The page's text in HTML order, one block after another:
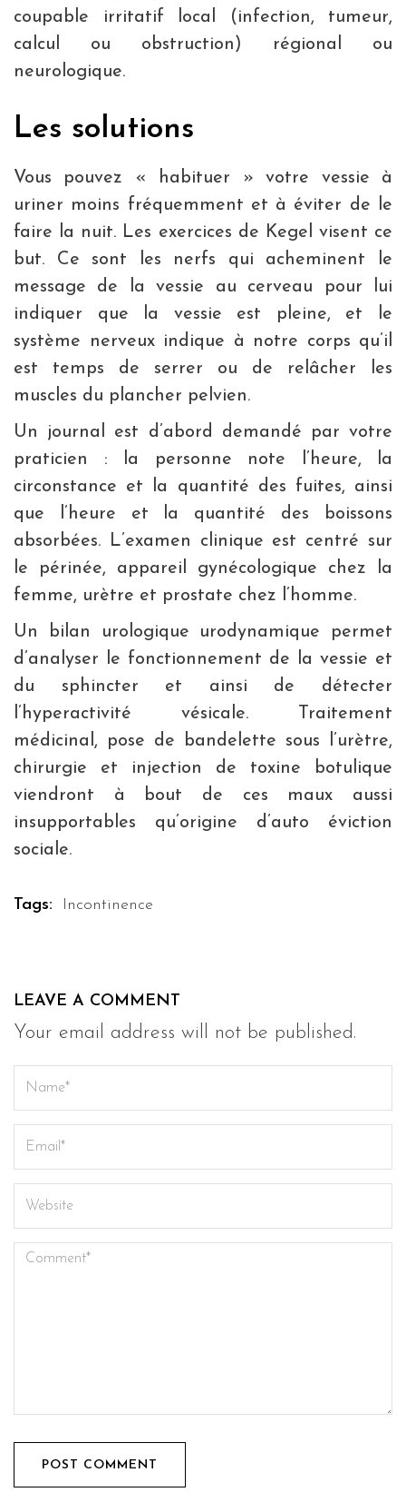
coupable irritatif local (infection, tumeur,
calcul ou obstruction) régional ou
neurologique.
Les solutions
Vous pouvez « habituer » votre vessie à
uriner moins fréquemment et à éviter de le
faire la nuit. Les exercices de Kegel visent ce
but. Ce sont les nerfs qui acheminent le
message de la vessie au cerveau pour lui
indiquer que la vessie est pleine, et le
système nerveux indique à notre corps qu’il
est temps de serrer ou de relâcher les
muscles du plancher pelvien.
Un journal est d’abord demandé par votre
praticien : la personne note l’heure, la
circonstance et la quantité des fuites, ainsi
que l’heure et la quantité des boissons
absorbées. L’examen clinique est centré sur
le périnée, appareil gynécologique chez la
femme, urètre et prostate chez l’homme.
Un bilan urologique urodynamique permet
d’analyser le fonctionnement de la vessie et
du sphincter et ainsi de détecter
l’hyperactivité vésicale. Traitement
médicinal, pose de bandelette sous l’urètre,
chirurgie et injection de toxine botulique
viendront à bout de ces maux aussi
insupportables qu’origine d’auto éviction
sociale.
Tags: Incontinence
LEAVE A COMMENT
Your email address will not be published.